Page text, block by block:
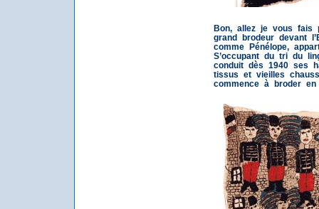
Bon, allez je vous fais
grand brodeur devant
comme Pénélope,
S’occupant du tri du
conduit dès 1940 ses
tissus et vieilles
commence à broder